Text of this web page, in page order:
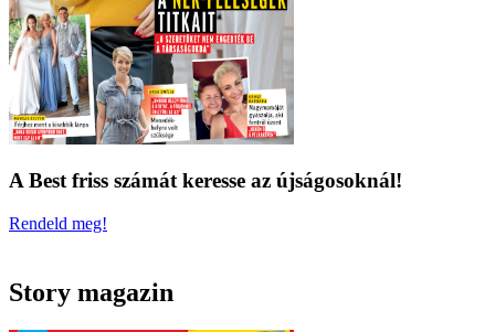
A Best friss számát keresse az újságosoknál!
Rendeld meg!
Story magazin